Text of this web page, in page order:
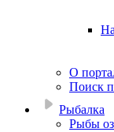
О
Поиск
Рыбалка
Рыбы